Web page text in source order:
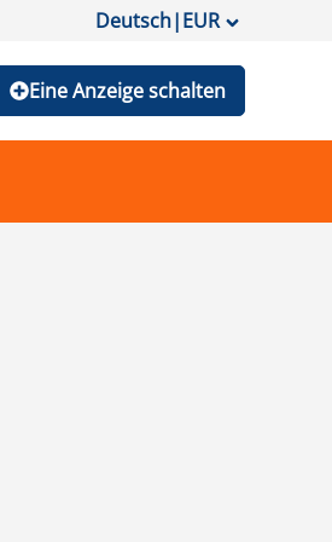
Deutsch|EUR
Eine Anzeige schalten